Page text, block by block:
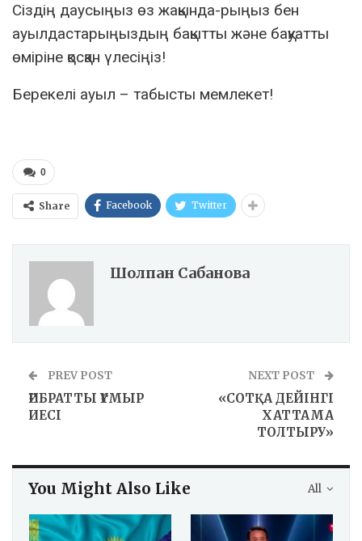
Сіздің даусыңыз өз жақында-рыңыз бен
ауылдастарыңыздың бақытты және бақуатты
өміріне қосқан үлесіңіз!
Берекелі ауыл – табысты мемлекет!
0
Share Facebook Twitter
Шолпан Сабанова
PREV POST
ҒИБРАТТЫ ҒҰМЫР
ИЕСІ
NEXT POST
«СОТҚА ДЕЙІНГІ
ХАТТАМА
ТОЛТЫРУ»
All
You Might Also Like